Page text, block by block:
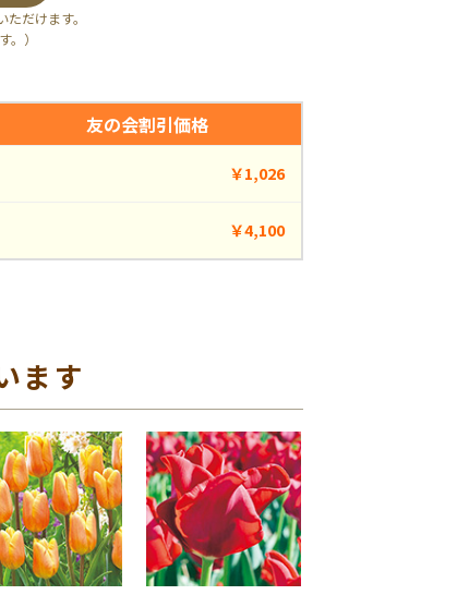
だけます。
）
友の会割引価格
￥1,026
￥4,100
ます